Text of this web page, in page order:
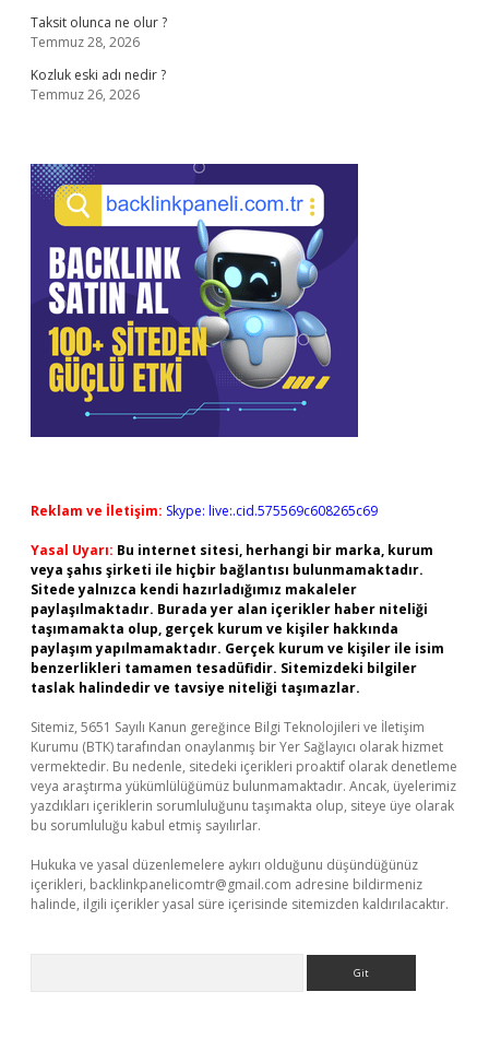
Taksit olunca ne olur ?
Temmuz 28, 2026
Kozluk eski adı nedir ?
Temmuz 26, 2026
Reklam ve İletişim: Skype: live:.cid.575569c608265c69
Yasal Uyarı: Bu internet sitesi, herhangi bir marka, kurum
veya şahıs şirketi ile hiçbir bağlantısı bulunmamaktadır.
Sitede yalnızca kendi hazırladığımız makaleler
paylaşılmaktadır. Burada yer alan içerikler haber niteliği
taşımamakta olup, gerçek kurum ve kişiler hakkında
paylaşım yapılmamaktadır. Gerçek kurum ve kişiler ile isim
benzerlikleri tamamen tesadüfidir. Sitemizdeki bilgiler
taslak halindedir ve tavsiye niteliği taşımazlar.
Sitemiz, 5651 Sayılı Kanun gereğince Bilgi Teknolojileri ve İletişim
Kurumu (BTK) tarafından onaylanmış bir Yer Sağlayıcı olarak hizmet
vermektedir. Bu nedenle, sitedeki içerikleri proaktif olarak denetleme
veya araştırma yükümlülüğümüz bulunmamaktadır. Ancak, üyelerimiz
yazdıkları içeriklerin sorumluluğunu taşımakta olup, siteye üye olarak
bu sorumluluğu kabul etmiş sayılırlar.
Hukuka ve yasal düzenlemelere aykırı olduğunu düşündüğünüz
içerikleri, backlinkpanelicomtr@gmail.com adresine bildirmeniz
halinde, ilgili içerikler yasal süre içerisinde sitemizden kaldırılacaktır.